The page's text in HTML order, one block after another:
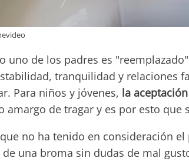
uno de los padres es
tranquilidad y relaciones
Para niños y jóvenes, la
amargo de tragar y es por esto
no ha tenido en consideración
una broma sin dudas de mal